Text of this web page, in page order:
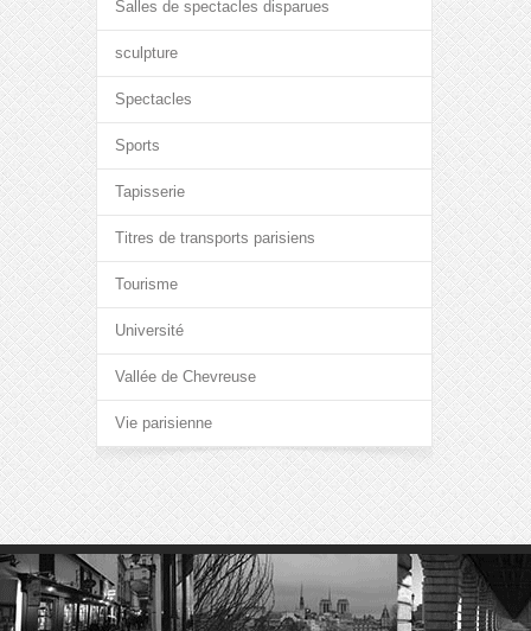
Salles de spectacles disparues
sculpture
Spectacles
Sports
Tapisserie
Titres de transports parisiens
Tourisme
Université
Vallée de Chevreuse
Vie parisienne